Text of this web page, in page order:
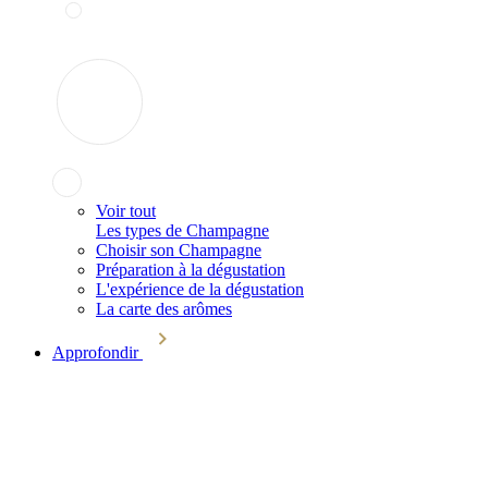
Voir tout
Les types de Champagne
Choisir son Champagne
Préparation à la dégustation
L'expérience de la dégustation
La carte des arômes
Approfondir